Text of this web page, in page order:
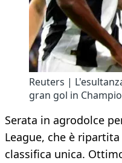
Reuters |
gran gol in
Serata in agrodolce
League, che è
classifica unica.